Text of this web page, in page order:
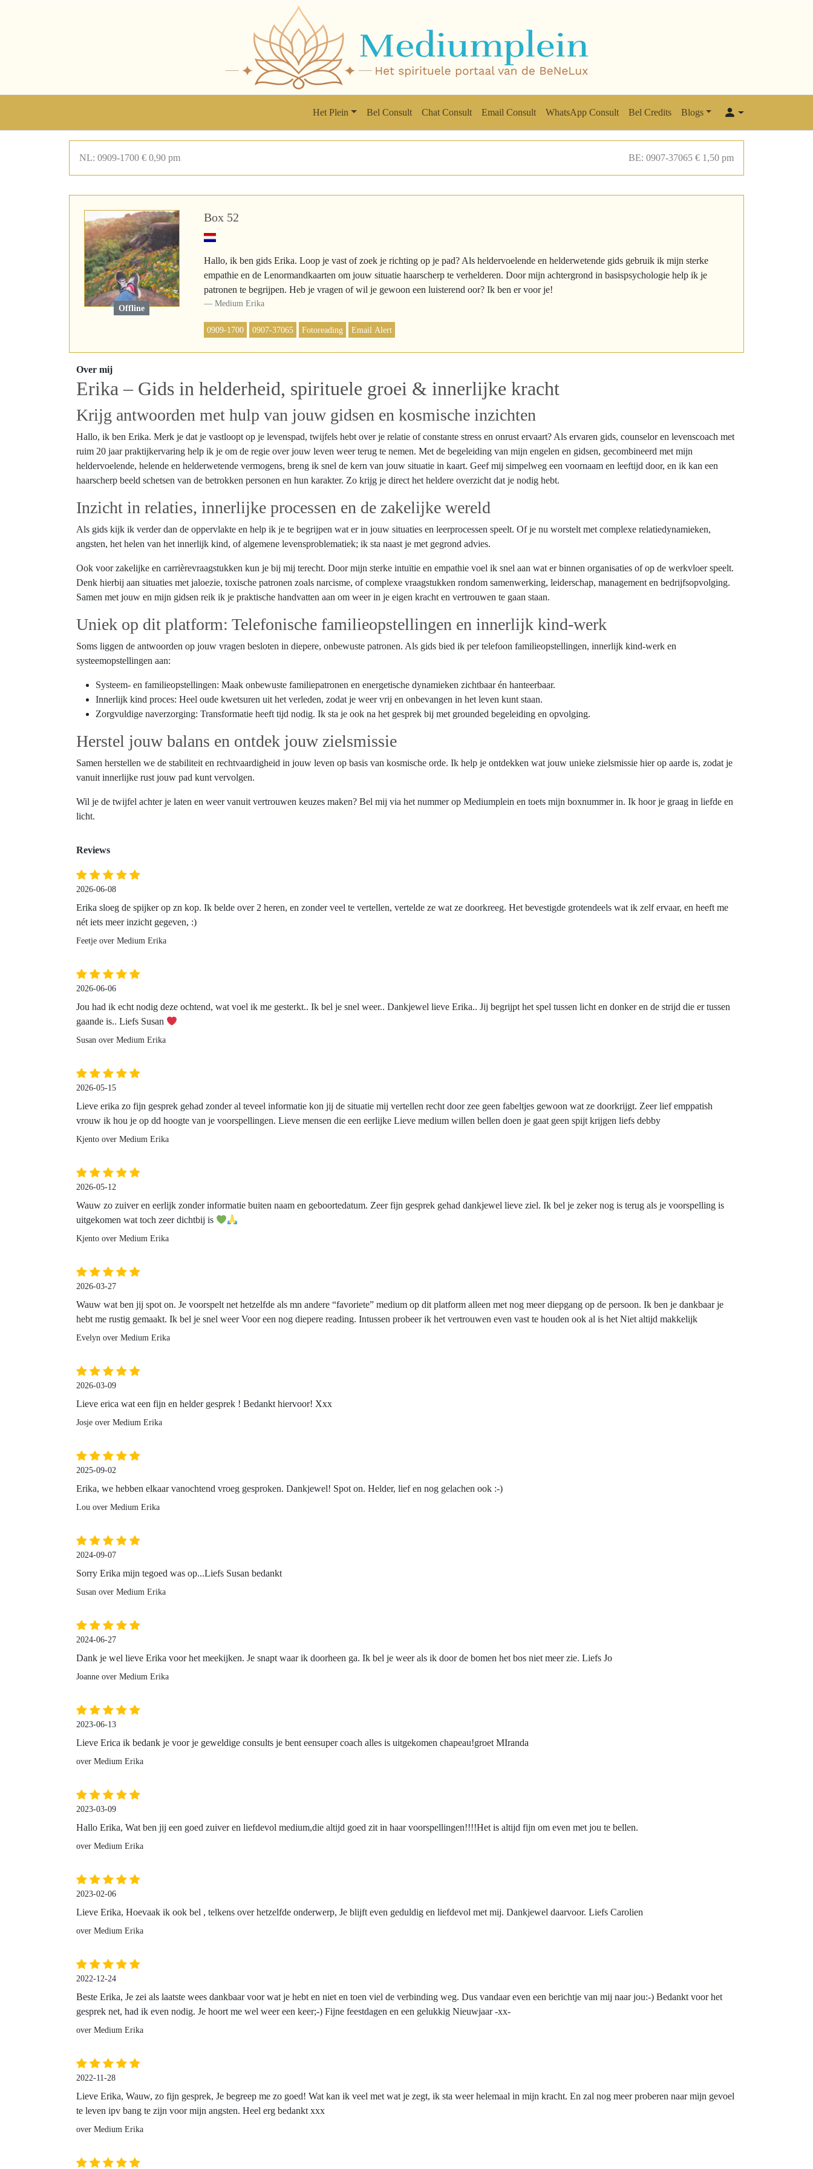
Het Plein Bel Consult Chat Consult Email Consult WhatsApp Consult Bel Credits Blogs
NL: 0909-1700 € 0,90 pm BE: 0907-37065 € 1,50 pm
Offline
Box 52
Hallo, ik ben gids Erika. Loop je vast of zoek je richting op je pad? Als heldervoelende en helderwetende gids gebruik ik mijn sterke
empathie en de Lenormandkaarten om jouw situatie haarscherp te verhelderen. Door mijn achtergrond in basispsychologie help ik je
patronen te begrijpen. Heb je vragen of wil je gewoon een luisterend oor? Ik ben er voor je!
Medium Erika
0909-1700 0907-37065 Fotoreading Email Alert
Over mij
Erika – Gids in helderheid, spirituele groei & innerlijke kracht
Krijg antwoorden met hulp van jouw gidsen en kosmische inzichten
Hallo, ik ben Erika. Merk je dat je vastloopt op je levenspad, twijfels hebt over je relatie of constante stress en onrust ervaart? Als ervaren gids, counselor en levenscoach met
ruim 20 jaar praktijkervaring help ik je om de regie over jouw leven weer terug te nemen. Met de begeleiding van mijn engelen en gidsen, gecombineerd met mijn
heldervoelende, helende en helderwetende vermogens, breng ik snel de kern van jouw situatie in kaart. Geef mij simpelweg een voornaam en leeftijd door, en ik kan een
haarscherp beeld schetsen van de betrokken personen en hun karakter. Zo krijg je direct het heldere overzicht dat je nodig hebt.
Inzicht in relaties, innerlijke processen en de zakelijke wereld
Als gids kijk ik verder dan de oppervlakte en help ik je te begrijpen wat er in jouw situaties en leerprocessen speelt. Of je nu worstelt met complexe relatiedynamieken,
angsten, het helen van het innerlijk kind, of algemene levensproblematiek; ik sta naast je met gegrond advies.
Ook voor zakelijke en carrièrevraagstukken kun je bij mij terecht. Door mijn sterke intuïtie en empathie voel ik snel aan wat er binnen organisaties of op de werkvloer speelt.
Denk hierbij aan situaties met jaloezie, toxische patronen zoals narcisme, of complexe vraagstukken rondom samenwerking, leiderschap, management en bedrijfsopvolging.
Samen met jouw en mijn gidsen reik ik je praktische handvatten aan om weer in je eigen kracht en vertrouwen te gaan staan.
Uniek op dit platform: Telefonische familieopstellingen en innerlijk kind-werk
Soms liggen de antwoorden op jouw vragen besloten in diepere, onbewuste patronen. Als gids bied ik per telefoon familieopstellingen, innerlijk kind-werk en
systeemopstellingen aan:
Systeem- en familieopstellingen: Maak onbewuste familiepatronen en energetische dynamieken zichtbaar én hanteerbaar.
Innerlijk kind proces: Heel oude kwetsuren uit het verleden, zodat je weer vrij en onbevangen in het leven kunt staan.
Zorgvuldige naverzorging: Transformatie heeft tijd nodig. Ik sta je ook na het gesprek bij met grounded begeleiding en opvolging.
Herstel jouw balans en ontdek jouw zielsmissie
Samen herstellen we de stabiliteit en rechtvaardigheid in jouw leven op basis van kosmische orde. Ik help je ontdekken wat jouw unieke zielsmissie hier op aarde is, zodat je
vanuit innerlijke rust jouw pad kunt vervolgen.
Wil je de twijfel achter je laten en weer vanuit vertrouwen keuzes maken? Bel mij via het nummer op Mediumplein en toets mijn boxnummer in. Ik hoor je graag in liefde en
licht.
Reviews
2026-06-08
Erika sloeg de spijker op zn kop. Ik belde over 2 heren, en zonder veel te vertellen, vertelde ze wat ze doorkreeg. Het bevestigde grotendeels wat ik zelf ervaar, en heeft me
nét iets meer inzicht gegeven, :)
Feetje over Medium Erika
2026-06-06
Jou had ik echt nodig deze ochtend, wat voel ik me gesterkt.. Ik bel je snel weer.. Dankjewel lieve Erika.. Jij begrijpt het spel tussen licht en donker en de strijd die er tussen
gaande is.. Liefs Susan
Susan over Medium Erika
2026-05-15
Lieve erika zo fijn gesprek gehad zonder al teveel informatie kon jij de situatie mij vertellen recht door zee geen fabeltjes gewoon wat ze doorkrijgt. Zeer lief emppatish
vrouw ik hou je op dd hoogte van je voorspellingen. Lieve mensen die een eerlijke Lieve medium willen bellen doen je gaat geen spijt krijgen liefs debby
Kjento over Medium Erika
2026-05-12
Wauw zo zuiver en eerlijk zonder informatie buiten naam en geboortedatum. Zeer fijn gesprek gehad dankjewel lieve ziel. Ik bel je zeker nog is terug als je voorspelling is
uitgekomen wat toch zeer dichtbij is
Kjento over Medium Erika
2026-03-27
Wauw wat ben jij spot on. Je voorspelt net hetzelfde als mn andere “favoriete” medium op dit platform alleen met nog meer diepgang op de persoon. Ik ben je dankbaar je
hebt me rustig gemaakt. Ik bel je snel weer Voor een nog diepere reading. Intussen probeer ik het vertrouwen even vast te houden ook al is het Niet altijd makkelijk
Evelyn over Medium Erika
2026-03-09
Lieve erica wat een fijn en helder gesprek ! Bedankt hiervoor! Xxx
Josje over Medium Erika
2025-09-02
Erika, we hebben elkaar vanochtend vroeg gesproken. Dankjewel! Spot on. Helder, lief en nog gelachen ook :-)
Lou over Medium Erika
2024-09-07
Sorry Erika mijn tegoed was op...Liefs Susan bedankt
Susan over Medium Erika
2024-06-27
Dank je wel lieve Erika voor het meekijken. Je snapt waar ik doorheen ga. Ik bel je weer als ik door de bomen het bos niet meer zie. Liefs Jo
Joanne over Medium Erika
2023-06-13
Lieve Erica ik bedank je voor je geweldige consults je bent eensuper coach alles is uitgekomen chapeau!groet MIranda
over Medium Erika
2023-03-09
Hallo Erika, Wat ben jij een goed zuiver en liefdevol medium,die altijd goed zit in haar voorspellingen!!!!Het is altijd fijn om even met jou te bellen.
over Medium Erika
2023-02-06
Lieve Erika, Hoevaak ik ook bel , telkens over hetzelfde onderwerp, Je blijft even geduldig en liefdevol met mij. Dankjewel daarvoor. Liefs Carolien
over Medium Erika
2022-12-24
Beste Erika, Je zei als laatste wees dankbaar voor wat je hebt en niet en toen viel de verbinding weg. Dus vandaar even een berichtje van mij naar jou:-) Bedankt voor het
gesprek net, had ik even nodig. Je hoort me wel weer een keer;-) Fijne feestdagen en een gelukkig Nieuwjaar -xx-
over Medium Erika
2022-11-28
Lieve Erika, Wauw, zo fijn gesprek, Je begreep me zo goed! Wat kan ik veel met wat je zegt, ik sta weer helemaal in mijn kracht. En zal nog meer proberen naar mijn gevoel
te leven ipv bang te zijn voor mijn angsten. Heel erg bedankt xxx
over Medium Erika